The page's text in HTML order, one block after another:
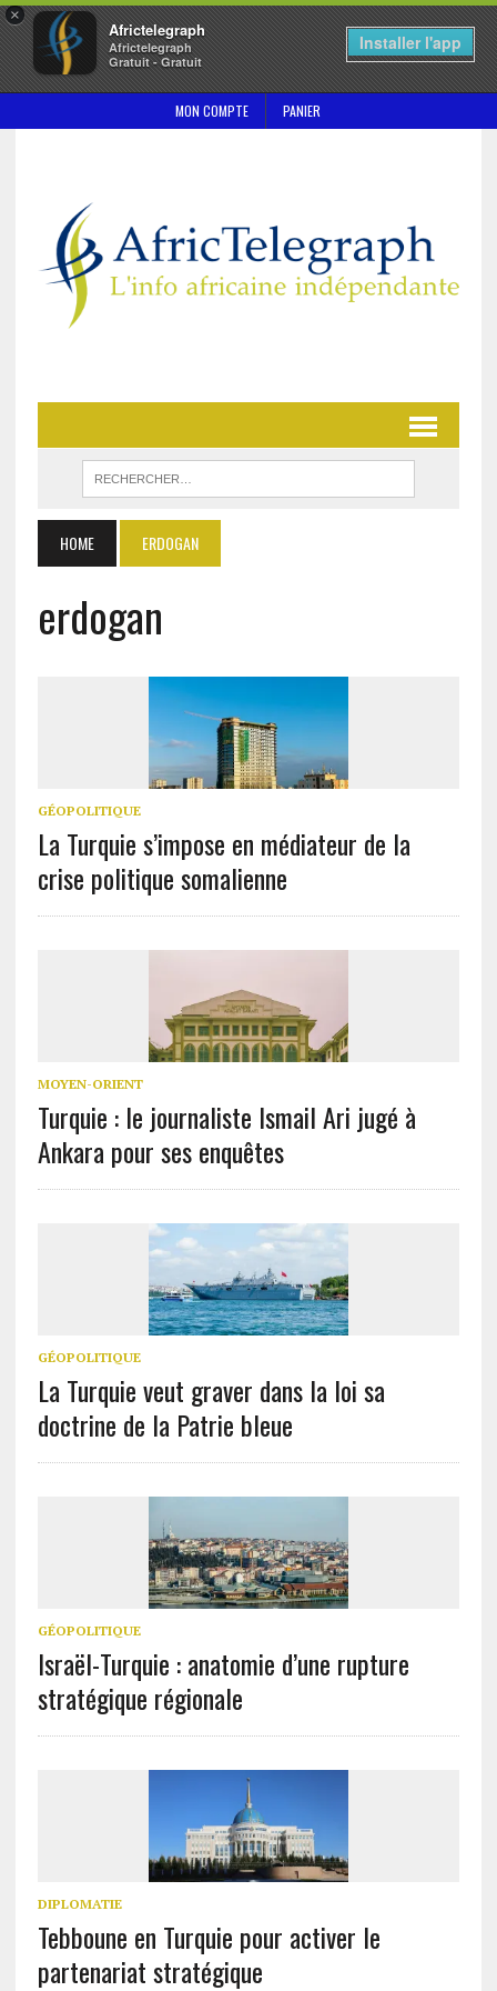
×
Africtelegraph
Africtelegraph
Gratuit - Gratuit
Installer l'app
MON COMPTE PANIER
HOME ERDOGAN
erdogan
GÉOPOLITIQUE
La Turquie s’impose en médiateur de la
crise politique somalienne
MOYEN-ORIENT
Turquie : le journaliste Ismail Ari jugé à
Ankara pour ses enquêtes
GÉOPOLITIQUE
La Turquie veut graver dans la loi sa
doctrine de la Patrie bleue
GÉOPOLITIQUE
Israël-Turquie : anatomie d’une rupture
stratégique régionale
DIPLOMATIE
Tebboune en Turquie pour activer le
partenariat stratégique